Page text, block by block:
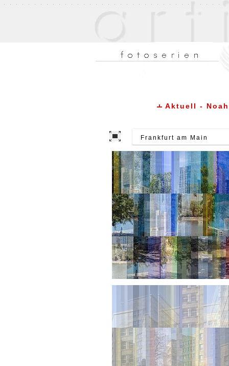
Aktuell -